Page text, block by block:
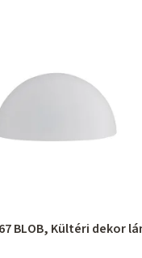
BLOB, Kültéri dekor